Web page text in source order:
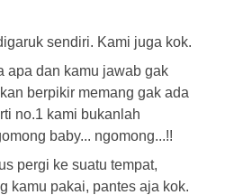
sendiri. Kami juga kok.
apa dan kamu jawab gak
berpikir memang gak ada
no.1 kami bukanlah
baby... ngomong...!!
pergi ke suatu tempat,
kamu pakai, pantes aja kok.